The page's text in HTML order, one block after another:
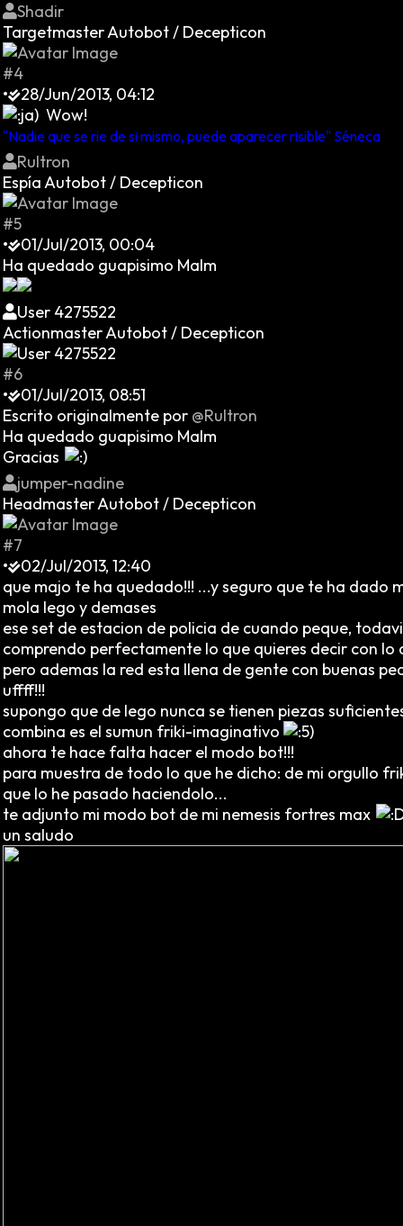
Shadir
Targetmaster Autobot / Decepticon
#4
•
28/Jun/2013, 04:12
Wow!
"Nadie que se rie de si mismo, puede aparecer risible" Séneca
Rultron
Espía Autobot / Decepticon
#5
•
01/Jul/2013, 00:04
Ha quedado guapisimo Malm
User 4275522
Actionmaster Autobot / Decepticon
#6
•
01/Jul/2013, 08:51
Escrito originalmente por @Rultron
Ha quedado guapisimo Malm
Gracias
jumper-nadine
Headmaster Autobot / Decepticon
#7
•
02/Jul/2013, 12:40
que majo te ha quedado!!! ...y seguro que te ha dado
mola lego y demases
ese set de estacion de policia de cuando peque,
comprendo perfectamente lo que quieres decir con lo
pero ademas la red esta llena de gente con buenas
uffff!!!
supongo que de lego nunca se tienen piezas
combina es el sumun friki-imaginativo
ahora te hace falta hacer el modo bot!!!
para muestra de todo lo que he dicho: de mi orgullo
que lo he pasado haciendolo...
te adjunto mi modo bot de mi nemesis fortres max
un saludo